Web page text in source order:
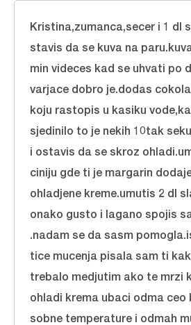
Kristina,zumanca,secer i 1 dl
stavis da se kuva na
min videces kad se uhvati po
varjace dobro je.dodas
koju rastopis u kasiku
sjedinilo to je nekih 10tak
i ostavis da se skroz
ciniju gde ti je margarin
ohladjene kreme.umutis 2 dl
onako gusto i lagano spojis
.nadam se da sasm
tice mucenja pisala sam ti
trebalo medjutim ako te mrzi
ohladi krema ubaci odma ceo
sobne temperature i odmah